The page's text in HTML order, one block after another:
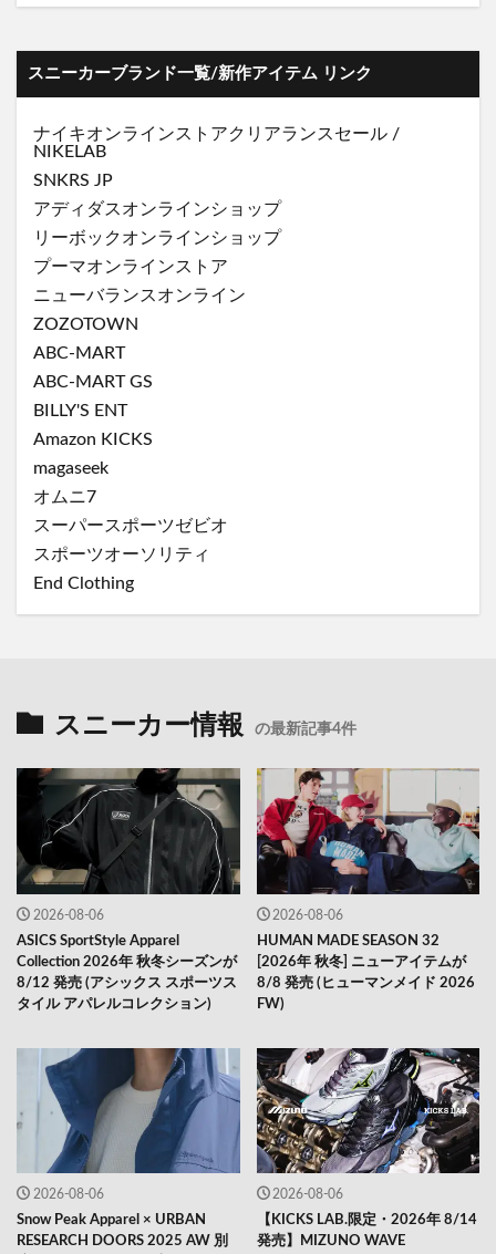
スニーカーブランド一覧/新作アイテム リンク
ナイキオンラインストアクリアランスセール /
NIKELAB
SNKRS JP
アディダスオンラインショップ
リーボックオンラインショップ
プーマオンラインストア
ニューバランスオンライン
ZOZOTOWN
ABC-MART
ABC-MART GS
BILLY'S ENT
Amazon KICKS
magaseek
オムニ7
スーパースポーツゼビオ
スポーツオーソリティ
End Clothing
スニーカー情報 の最新記事4件
2026-08-06
ASICS SportStyle Apparel
Collection 2026年 秋冬シーズンが
8/12 発売 (アシックス スポーツス
タイル アパレルコレクション)
2026-08-06
HUMAN MADE SEASON 32
[2026年 秋冬] ニューアイテムが
8/8 発売 (ヒューマンメイド 2026
FW)
2026-08-06
Snow Peak Apparel × URBAN
RESEARCH DOORS 2025 AW 別
2026-08-06
【KICKS LAB.限定・2026年 8/14
発売】MIZUNO WAVE